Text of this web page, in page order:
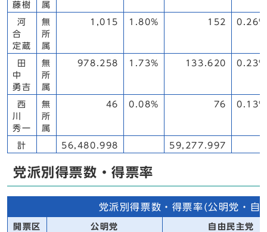
藤樹
属
河
合
定蔵
無
所
属
1,015 1.80% 152 0.26%
田
中
勇吉
無
所
属
978.258 1.73% 133.620 0.23%
西
川
秀一
無
所
属
46 0.08% 76 0.13%
計 56,480.998 59,277.997
党派別得票数・得票率
党派別得票数・得票率(公明党・自
開票区 公明党 自由民主党